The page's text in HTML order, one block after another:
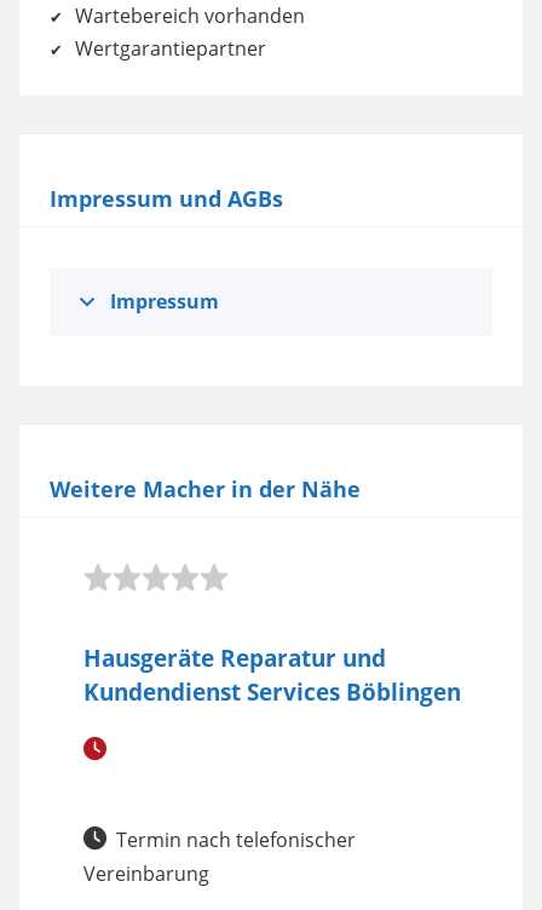
Wartebereich vorhanden
Wertgarantiepartner
Impressum und AGBs
Impressum
Weitere Macher in der Nähe
Hausgeräte Reparatur und
Kundendienst Services Böblingen
Termin nach telefonischer
Vereinbarung